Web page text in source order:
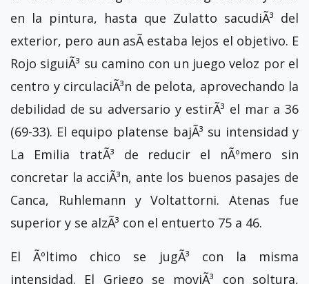
en la pintura, hasta que Zulatto sacudiÃ³ del
exterior, pero aun asÃ­ estaba lejos el objetivo. E
Rojo siguiÃ³ su camino con un juego veloz por el
centro y circulaciÃ³n de pelota, aprovechando la
debilidad de su adversario y estirÃ³ el mar a 36
(69-33). El equipo platense bajÃ³ su intensidad y
La Emilia tratÃ³ de reducir el nÃºmero sin
concretar la acciÃ³n, ante los buenos pasajes de
Canca, Ruhlemann y Voltattorni. Atenas fue
superior y se alzÃ³ con el entuerto 75 a 46.
El Ãºltimo chico se jugÃ³ con la misma
intensidad. El Griego se moviÃ³ con soltura,